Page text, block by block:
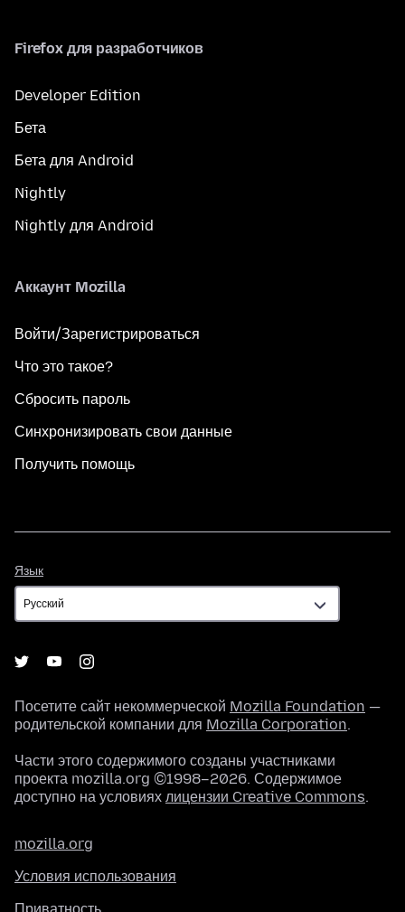
Firefox для разработчиков
Developer Edition
Бета
Бета для Android
Nightly
Nightly для Android
Аккаунт Mozilla
Войти/Зарегистрироваться
Что это такое?
Сбросить пароль
Синхронизировать свои данные
Получить помощь
Язык
Посетите сайт некоммерческой Mozilla Foundation —
родительской компании для Mozilla Corporation.
Части этого содержимого созданы участниками
проекта mozilla.org ©1998–2026. Содержимое
доступно на условиях лицензии Creative Commons.
mozilla.org
Условия использования